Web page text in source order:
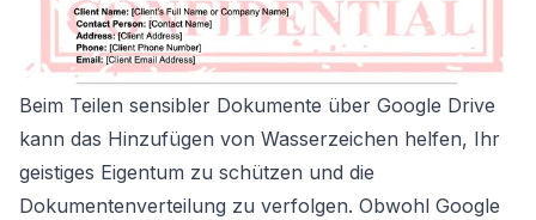
Beim Teilen sensibler Dokumente über Google Drive
kann das Hinzufügen von Wasserzeichen helfen, Ihr
geistiges Eigentum zu schützen und die
Dokumentenverteilung zu verfolgen. Obwohl Google